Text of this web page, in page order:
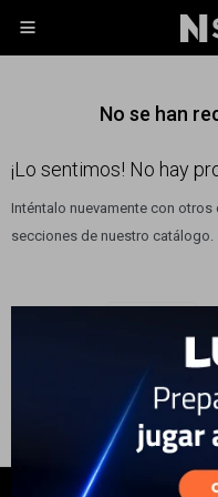

No se han
¡Lo sentimos! No hay
Inténtalo nuevamente con
secciones de nuestro catálogo.